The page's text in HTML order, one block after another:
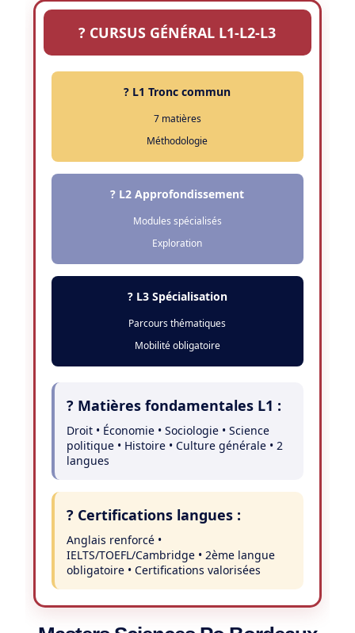
? CURSUS GÉNÉRAL L1-L2-L3
? L1 Tronc commun
7 matières
Méthodologie
? L2 Approfondissement
Modules spécialisés
Exploration
? L3 Spécialisation
Parcours thématiques
Mobilité obligatoire
? Matières fondamentales L1 :
Droit • Économie • Sociologie • Science
politique • Histoire • Culture générale • 2
langues
? Certifications langues :
Anglais renforcé •
IELTS/TOEFL/Cambridge • 2ème langue
obligatoire • Certifications valorisées